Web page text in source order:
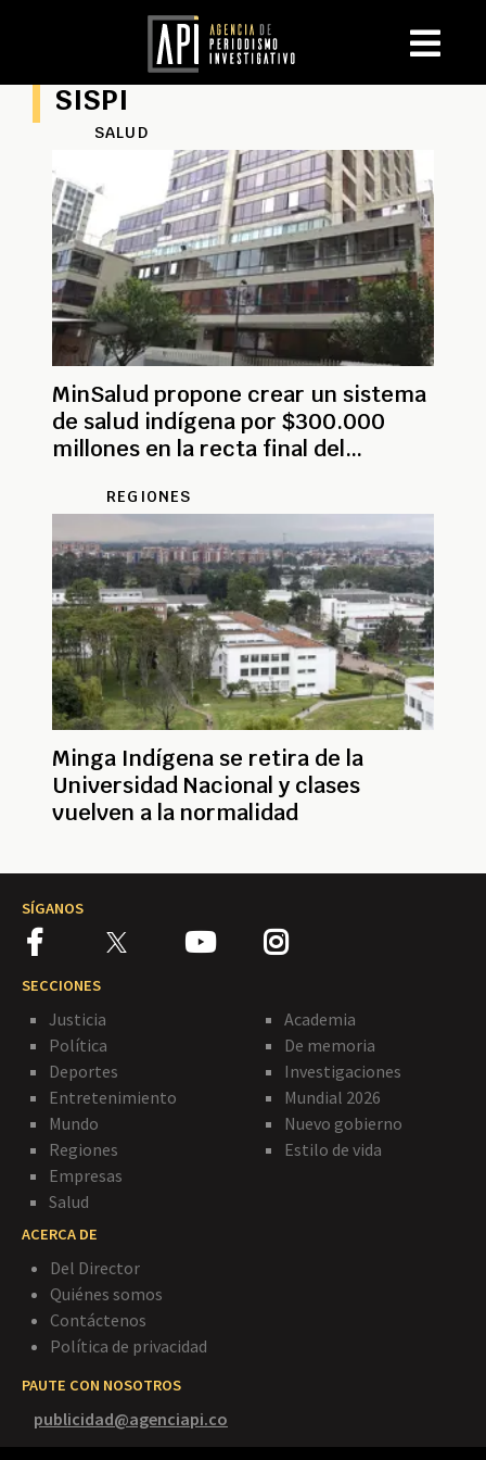
SISPI
SALUD
MinSalud propone crear un sistema
de salud indígena por $300.000
millones en la recta final del
REGIONES
Minga Indígena se retira de la
Universidad Nacional y clases
vuelven a la normalidad
SÍGANOS
SECCIONES
Justicia
Política
Deportes
Entretenimiento
Mundo
Regiones
Empresas
Salud
Academia
De memoria
Investigaciones
Mundial 2026
Nuevo gobierno
Estilo de vida
ACERCA DE
Del Director
Quiénes somos
Contáctenos
Política de privacidad
PAUTE CON NOSOTROS
publicidad@agenciapi.co